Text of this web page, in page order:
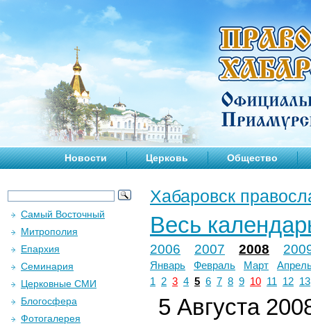
Новости Церковь Общество
Хабаровск
Весь
2006 2007 2008
Январь Февраль Март
1
2 3 4 5 6 7 8 9 10 11 12 13
5 Августа
Самый Восточный
Митрополия
Епархия
Семинария
Церковные СМИ
Блогосфера
Фотогалерея